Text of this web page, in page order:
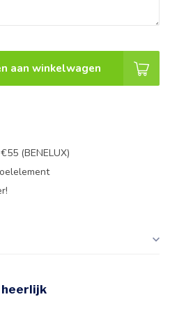
aan winkelwagen
(BENELUX)
heerlijk